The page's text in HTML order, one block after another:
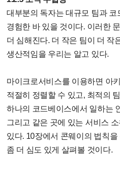
대부분의 독자는 대규모 팀과
경험한 바 있을 것이다. 이러한
더 심해진다. 더 작은 팀이 더 작
생산적임을 우리는 알고 있다.
마이크로서비스를 이용하면 아
적절히 정렬할 수 있고, 최적의
하나의 코드베이스에서 일하는
그리고 같은 곳에 있는 서비스
있다. 10장에서 콘웨이의 법칙
좀 더 심도 있게 살펴볼 것이다.